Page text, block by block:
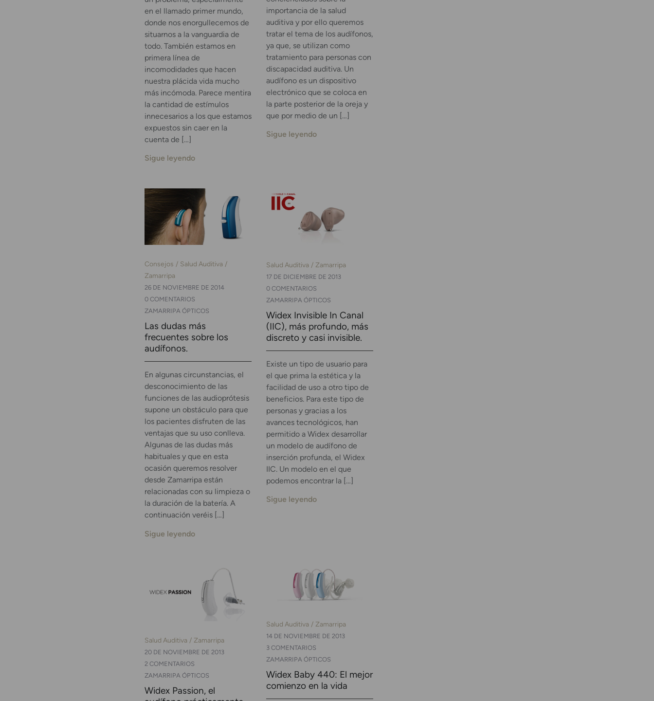
en el llamado primer mundo,
donde nos enorgullecemos de
situarnos a la vanguardia de
todo. También estamos en
primera línea de
incomodidades que hacen
nuestra plácida vida mucho
más incómoda. Parece mentira
la cantidad de estímulos
innecesarios a los que estamos
expuestos sin caer en la
cuenta de […]
Sigue leyendo
importancia de la salud
auditiva y por ello queremos
tratar el tema de los audífonos,
ya que, se utilizan como
tratamiento para personas con
discapacidad auditiva. Un
audífono es un dispositivo
electrónico que se coloca en
la parte posterior de la oreja y
que por medio de un […]
Sigue leyendo
Consejos
Salud Auditiva
Zamarripa
26 DE NOVIEMBRE DE 2014
0 COMENTARIOS
ZAMARRIPA ÓPTICOS
Las dudas más
frecuentes sobre los
audífonos.
En algunas circunstancias, el
desconocimiento de las
funciones de las audioprótesis
supone un obstáculo para que
los pacientes disfruten de las
ventajas que su uso conlleva.
Algunas de las dudas más
habituales y que en esta
ocasión queremos resolver
desde Zamarripa están
relacionadas con su limpieza o
la duración de la batería. A
continuación veréis […]
Sigue leyendo
Salud Auditiva Zamarripa
17 DE DICIEMBRE DE 2013
0 COMENTARIOS
ZAMARRIPA ÓPTICOS
Widex Invisible In Canal
(IIC), más profundo, más
discreto y casi invisible.
Existe un tipo de usuario para
el que prima la estética y la
facilidad de uso a otro tipo de
beneficios. Para este tipo de
personas y gracias a los
avances tecnológicos, han
permitido a Widex desarrollar
un modelo de audífono de
inserción profunda, el Widex
IIC. Un modelo en el que
podemos encontrar la […]
Sigue leyendo
Salud Auditiva Zamarripa
20 DE NOVIEMBRE DE 2013
2 COMENTARIOS
ZAMARRIPA ÓPTICOS
Widex Passion, el
Salud Auditiva Zamarripa
14 DE NOVIEMBRE DE 2013
3 COMENTARIOS
ZAMARRIPA ÓPTICOS
Widex Baby 440: El mejor
comienzo en la vida